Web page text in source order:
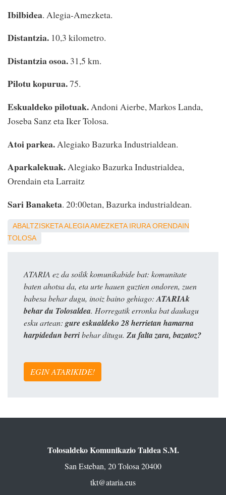
Ibilbidea. Alegia-Amezketa.
Distantzia. 10,3 kilometro.
Distantzia osoa. 31,5 km.
Pilotu kopurua.75.
Eskualdeko pilotuak.Andoni Aierbe, Markos Landa,
Joseba Sanz eta Iker Tolosa.
Atoi parkea. Alegiako Bazurka Industrialdean.
Aparkalekuak.Alegiako Bazurka Industrialdea,
Orendain eta Larraitz
Sari Banaketa. 20:00etan, Bazurka industrialdean.
ABALTZISKETAALEGIAAMEZKETA IRURA ORENDAIN
TOLOSA
ATARIA ez da soilik komunikabide bat: komunitate
baten ahotsa da, eta urte hauen guztien ondoren, zuen
babesa behar dugu, inoiz baino gehiago:ATARIAk
behar du Tolosaldea. Horregatik erronka bat daukagu
esku artean: gure eskualdeko 28 herrietan hamarna
harpidedun berribehar ditugu. Zu falta zara, bazatoz?
EGIN ATARIKIDE!
Tolosaldeko Komunikazio Taldea S.M.
San Esteban, 20 Tolosa 20400
tkt@ataria.eus